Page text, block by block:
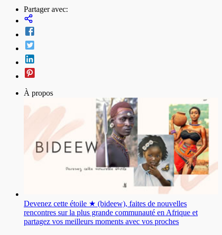
Partager avec:
À propos
Devenez cette étoile ★ (bideew), faites de nouvelles
rencontres sur la plus grande communauté en Afrique et
partagez vos meilleurs moments avec vos proches